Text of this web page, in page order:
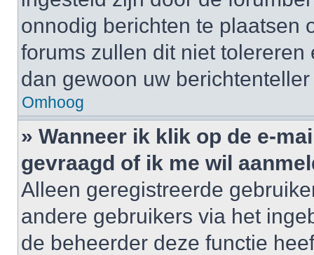
onnodig berichten te plaatsen
forums zullen dit niet
dan gewoon uw
Omhoog
» Wanneer ik klik op de e-
gevraagd of ik me wil
Alleen geregistreerde
andere gebruikers via het
de beheerder deze functie